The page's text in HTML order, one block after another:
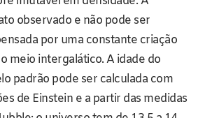
observado e não pode ser
por uma constante criação
meio intergalático. A idade do
padrão pode ser calculada com
de Einstein e a partir das medidas